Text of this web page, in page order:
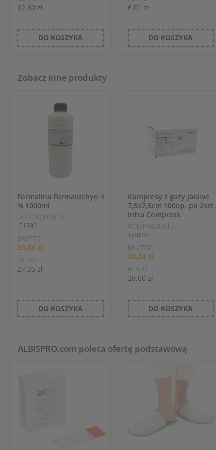
12.60 zł
DO KOSZYKA
6.01 zł
DO KOSZYKA
Zobacz inne produkty
Formalina Formaldehyd 4
% 1000ml
KOD PRODUKTU:
G1892
BRUTTO
33.64 zł
NETTO
27.35 zł
DO KOSZYKA
Kompresy z gazy jałowe
7,5x7,5cm 100op. po 2szt.
Intra Compress
KOD PRODUKTU:
G2034
BRUTTO
30.24 zł
NETTO
28.00 zł
DO KOSZYKA
ALBISPRO.com poleca ofertę podstawową